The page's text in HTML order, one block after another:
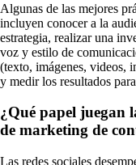
Algunas de las mejores
incluyen conocer a la
estrategia, realizar una
voz y estilo de
(texto, imágenes, videos,
y medir los resultados
¿Qué papel juegan
de marketing de
Las redes sociales